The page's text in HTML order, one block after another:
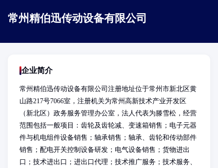
常州精伯迅传动设备有限公司
企业简介
常州精伯迅传动设备有限公司注册地址位于常州市新北区黄
山路217号7066室，注册机关为常州高新技术产业开发区
（新北区）政务服务管理办公室，法人代表为滕雪松，经营
范围包括一般项目：齿轮及齿轮减、变速箱销售；电子元器
件与机电组件设备销售；轴承销售；轴承、齿轮和传动部件
销售；配电开关控制设备研发；电气设备销售；货物进出
口；技术进出口；进出口代理；技术推广服务；技术服务、